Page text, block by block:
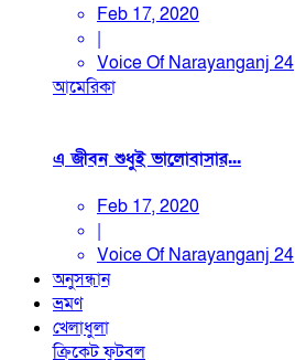
Feb 17, 2020
|
Voice Of Narayanganj 24
আমেরিকা
এ জীবন শুধুই ভালোবাসার...
Feb 17, 2020
|
Voice Of Narayanganj 24
অনুসন্ধান
ভ্রমণ
খেলাধুলা
ক্রিকেটফুটবল